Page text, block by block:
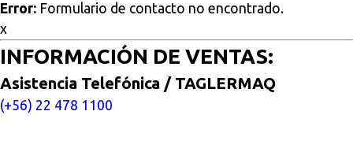
Error: Formulario de contacto no encontrado.
x
INFORMACIÓN DE VENTAS:
Asistencia Telefónica / TAGLERMAQ
(+56) 22 478 1100